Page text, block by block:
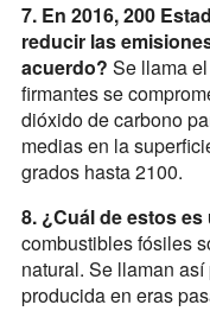
7. En 2016, 200
reducir las
acuerdo? Se llama
firmantes se
dióxido de carbono
medias en la
grados hasta 2100.
8. ¿Cuál de estos
combustibles fósiles
natural. Se llaman
producida en eras